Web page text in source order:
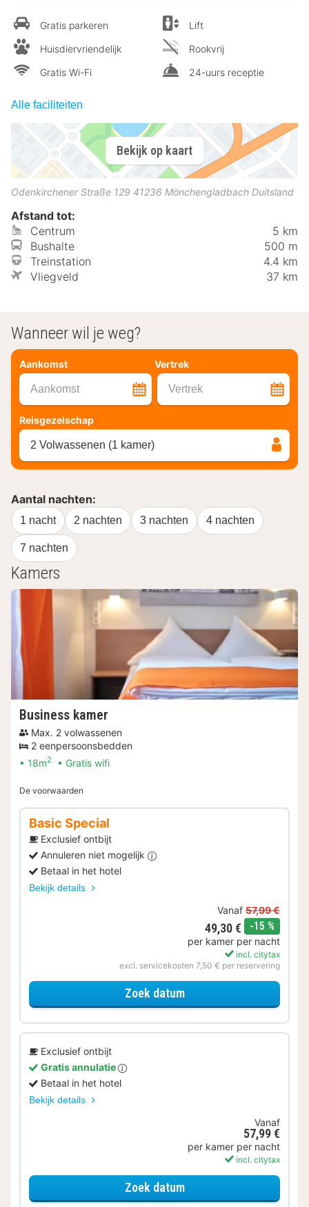
Gratis parkeren
Huisdiervriendelijk
Gratis Wi-Fi
Lift
Rookvrij
24-uurs receptie
Alle faciliteiten
Bekijk op kaart
Odenkirchener Straße 129 41236 Mönchengladbach Duitsland
Afstand tot:
Centrum
5 km
Bushalte
500 m
Treinstation
4.4 km
Vliegveld
37 km
Wanneer wil je weg?
Aankomst Vertrek
Aankomst Vertrek
Reisgezelschap
2 Volwassenen (1 kamer)
Aantal nachten:
1 nacht 2 nachten 3 nachten 4 nachten
7 nachten
Kamers
Business kamer
Max. 2 volwassenen
2 eenpersoonsbedden
18m2 Gratis wifi
De voorwaarden
Basic Special
Exclusief ontbijt
Annuleren niet mogelijk
Betaal in het hotel
Bekijk details
Vanaf 57,99 €
49,30 € -15 %
per kamer per nacht
incl. citytax
excl. servicekosten 7,50 € per reservering
Zoek datumvoor Basic Special
Exclusief ontbijt
Gratis annulatie
Betaal in het hotel
Bekijk details
Vanaf
57,99 €
per kamer per nacht
incl. citytax
Zoek datumvoor Business kamer